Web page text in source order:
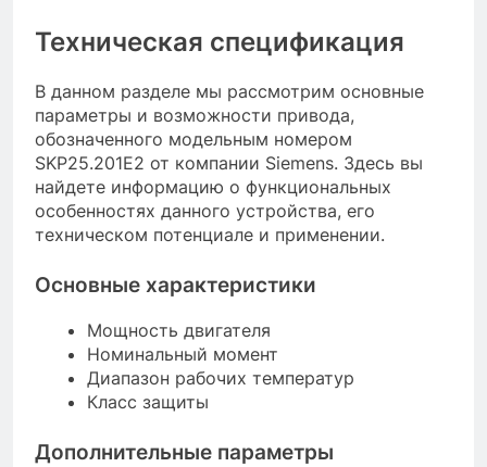
Техническая спецификация
В данном разделе мы рассмотрим основные
параметры и возможности привода,
обозначенного модельным номером
SKP25.201E2 от компании Siemens. Здесь вы
найдете информацию о функциональных
особенностях данного устройства, его
техническом потенциале и применении.
Основные характеристики
Мощность двигателя
Номинальный момент
Диапазон рабочих температур
Класс защиты
Дополнительные параметры